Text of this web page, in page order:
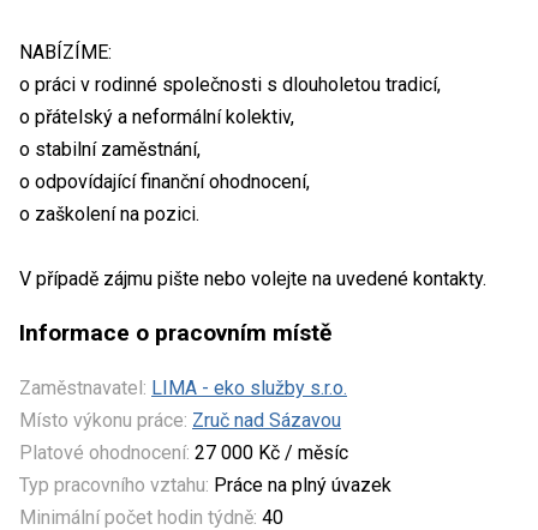
NABÍZÍME:
o práci v rodinné společnosti s dlouholetou tradicí,
o přátelský a neformální kolektiv,
o stabilní zaměstnání,
o odpovídající finanční ohodnocení,
o zaškolení na pozici.
V případě zájmu pište nebo volejte na uvedené kontakty.
Informace o pracovním místě
Zaměstnavatel: LIMA - eko služby s.r.o.
Místo výkonu práce: Zruč nad Sázavou
Platové ohodnocení: 27 000 Kč / měsíc
Typ pracovního vztahu: Práce na plný úvazek
Minimální počet hodin týdně: 40